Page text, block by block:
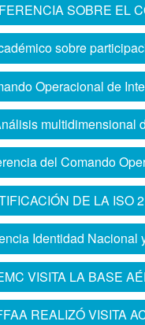
SOBRE EL
PALESTINO-
sobre
exterior
Operacional de
Especiales
multidimensional
Chancay
del Comando
Centro
DE LA ISO
Identidad Nacional
en Colegio Pamer
VISITA LA BASE
PALMAS
REALIZÓ VISITA